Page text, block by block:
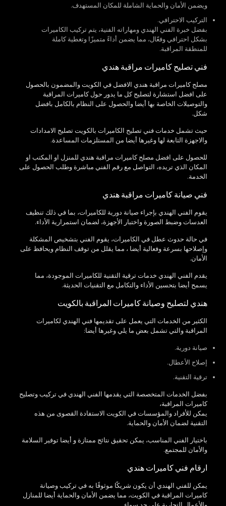
ويضمن الأمان والحماية الشاملة للمكان المستهدف.
التركيب الاحترافي.
بفضل خبرة الفني الهندي ومهاراته الفنية، يتم تركيب الكاميرات
بشكل احترافي وفعّال، مما يضمن أداءً متميزًا وتغطية كاملة
للمنطقة المراقبة.
فني تصليح كاميرات مراقبة هندي
مصلح كاميرات مراقبة هندي الافضل في الكويت والمضمون بالحصول
على افضل استشارة لتصليح كل ما يدور حول كاميرات المراقبة
والتوصيلات الخاصة بها أيضا والحصول على النظام بالكامل بافضل
شكل.
حيث تشمل خدمات فني تصليح الكاميرات بالكويت تصليح الامدادات
والاجهزة التابعة لها وغيرها أيضا من المستلزمات المساعدة.
للحصول على افضل مصلح كاميرات مراقبة هندي للمنزل او المكتب او
المكان الذي تريده، التواصل مع رقم الفني مباشرة وطلب الحصول على
الخدمة.
فني صيانة كاميرات مراقبة هندي
يقوم الفني الهندي بإجراء صيانة دورية للكاميرات، بما في ذلك تنظيف
العدسات وضبط الصورة واختبار الأجهزة، لضمان استمرارية الأداء.
في حالة حدوث عطل في الكاميرات، يقوم الفني بتشخيص المشكلة
وإصلاحها بسرعة وفعالية أيضا ، مما يقلل من توقف النظام ويحافظ على
الأمان.
يقدم الفني الهندي خدمات ترقية التقنية للكاميرات الموجودة، مما
يسمح أيضا بتحسين الأداء والتكامل مع التقنيات الحديثة.
هندي لتصليح وصيانة كاميرات المراقبة بالكويت
الكثير من الخدمات التي يعمل على تقديمها فني الهندي لكاميرات
المراقبة والتي تشمل بعض ما يلي وغيرها أيضا:
صيانة دورية.
إصلاح الأعطال.
ترقية التقنية.
بفضل الخدمات المتخصصة التي يقدمها الفني الهندي في تركيب وتصليح
كاميرات المراقبة،
يمكن للأفراد والمؤسسات في الكويت الاستفادة القصوى من هذه
التقنية لضمان الأمان والحماية.
باختيار الفني المناسب، يمكن تحقيق نتائج ممتازة و أيضا توفير السلامة
والأمان للمجتمع.
ارقام فني كاميرات هندي
يمكن للفني الهندي أن يكون شريكًا موثوقًا به في تركيب وصيانة
كاميرات المراقبة في الكويت، مما يضمن الأمان والحماية أيضا للمنازل